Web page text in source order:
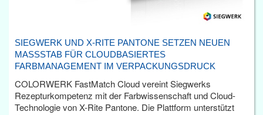
SIEGWERK UND X-RITE PANTONE SETZEN NEUEN
MASSSTAB FÜR CLOUDBASIERTES F
ARBMANAGEMENT IM VERPACKUNGSDRUCK
COLORWERK FastMatch Cloud vereint Siegwerks
Rezepturkompetenz mit der Farbwissenschaft und Cloud-
Technologie von X-Rite Pantone. Die Plattform unterstützt